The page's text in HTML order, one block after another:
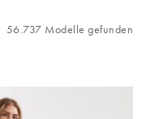
56.737 Modelle gefunden